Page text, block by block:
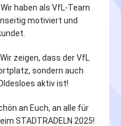
haben als VfL-Team
motiviert und
zeigen, dass der VfL
sondern auch
aktiv ist!
an Euch, an alle für
STADTRADELN 2025!